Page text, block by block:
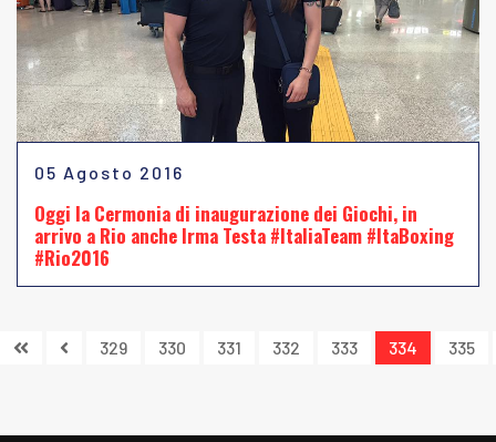
05 Agosto 2016
Oggi la Cermonia di inaugurazione dei Giochi, in
arrivo a Rio anche Irma Testa #ItaliaTeam #ItaBoxing
#Rio2016
329 330 331 332 333 334 335